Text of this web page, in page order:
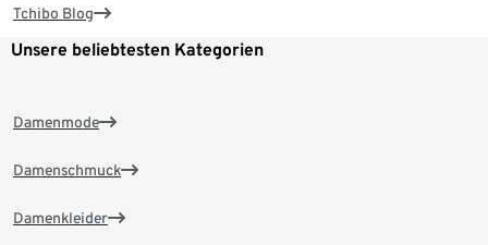
Tchibo Blog
Unsere beliebtesten Kategorien
Damenmode
Damenschmuck
Damenkleider